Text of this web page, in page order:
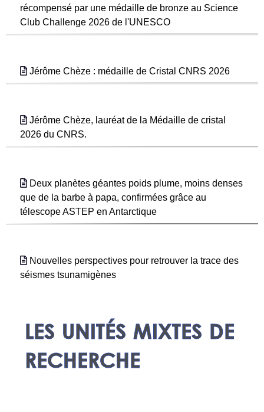
récompensé par une médaille de bronze au Science
Club Challenge 2026 de l'UNESCO
Jérôme Chèze : médaille de Cristal CNRS 2026
Jérôme Chèze, lauréat de la Médaille de cristal
2026 du CNRS.
Deux planètes géantes poids plume, moins denses
que de la barbe à papa, confirmées grâce au
télescope ASTEP en Antarctique
Nouvelles perspectives pour retrouver la trace des
séismes tsunamigènes
LES UNITÉS MIXTES DE
RECHERCHE